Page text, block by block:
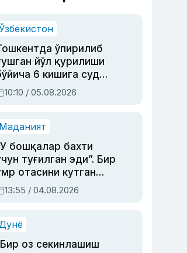
ўпирилиб
йўл қурилиши
6 кишига суд
ўқилди
10:10 / 05.08.2026
Маданият
бошқалар бахти
туғилган эди”. Бир
отасини кутган
ва дубльяж
Римма
синовларга тўла ҳаёти
13:55 / 04.08.2026
оз секинлашиш